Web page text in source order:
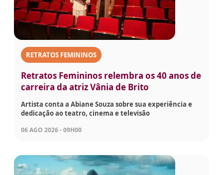
RETRATOS FEMININOS
Retratos Femininos relembra os 40 anos de
carreira da atriz Vânia de Brito
Artista conta a Abiane Souza sobre sua experiência e
dedicação ao teatro, cinema e televisão
06 AGO 2026 - 09H00